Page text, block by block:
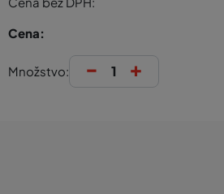
Cena:
Množstvo: - +